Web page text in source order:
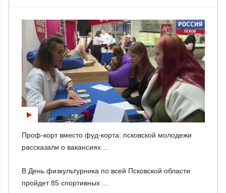
Проф-корт вместо фуд-корта: псковской молодежи
рассказали о вакансиях ...
В День физкультурника по всей Псковской области
пройдет 85 спортивных ...